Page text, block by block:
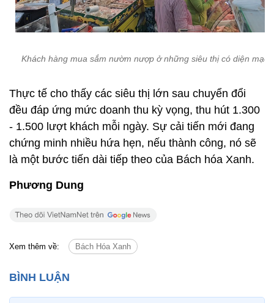
Khách hàng mua sắm nườm nượp ở những siêu thị có diện mạo
Thực tế cho thấy các siêu thị lớn sau chuyển đổi
đều đáp ứng mức doanh thu kỳ vọng, thu hút 1.300
- 1.500 lượt khách mỗi ngày. Sự cải tiến mới đang
chứng minh nhiều hứa hẹn, nếu thành công, nó sẽ
là một bước tiến dài tiếp theo của Bách hóa Xanh.
Phương Dung
Xem thêm về: Bách Hóa Xanh